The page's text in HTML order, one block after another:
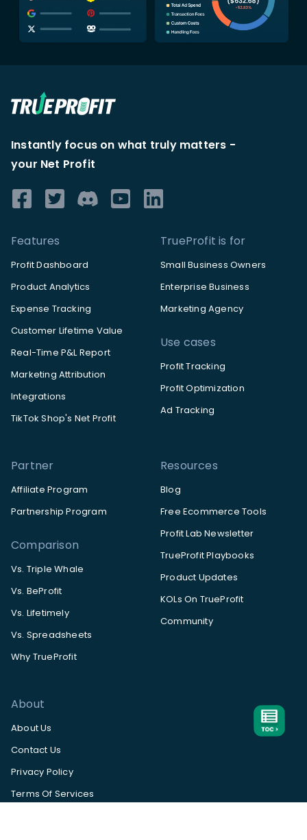
Instantly focus on what truly matters -
your Net Profit
Features
Profit Dashboard
Product Analytics
Expense Tracking
Customer Lifetime Value
Real-Time P&L Report
Marketing Attribution
Integrations
TikTok Shop's Net Profit
TrueProfit is for
Small Business Owners
Enterprise Business
Marketing Agency
Use cases
Profit Tracking
Profit Optimization
Ad Tracking
Partner
Affiliate Program
Partnership Program
Comparison
Vs. Triple Whale
Vs. BeProfit
Vs. Lifetimely
Vs. Spreadsheets
Why TrueProfit
Resources
Blog
Free Ecommerce Tools
Profit Lab Newsletter
TrueProfit Playbooks
Product Updates
KOLs On TrueProfit
Community
About
About Us
Contact Us
Privacy Policy
Terms Of Services